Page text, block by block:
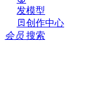
发模型
创作中心
会员 搜索